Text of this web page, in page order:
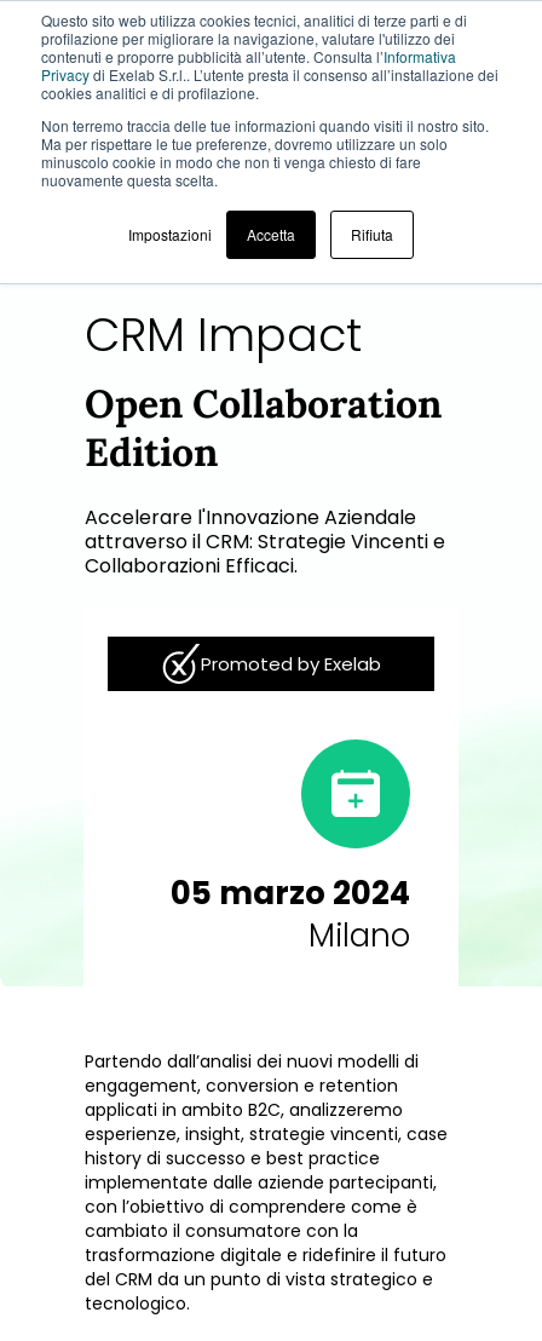
Questo sito web utilizza cookies tecnici, analitici di terze parti e di
profilazione per migliorare la navigazione, valutare l'utilizzo dei
contenuti e proporre pubblicità all’utente. Consulta l’Informativa
Privacydi Exelab S.r.l.. L’utente presta il consenso all’installazione dei
cookies analitici e di profilazione.
Non terremo traccia delle tue informazioni quando visiti il ​​nostro sito.
Ma per rispettare le tue preferenze, dovremo utilizzare un solo
minuscolo cookie in modo che non ti venga chiesto di fare
nuovamente questa scelta.
Impostazioni Accetta Rifiuta
EVENTI > CRM IMPACT 24/03
CRM Impact
Open Collaboration
Edition
Accelerare l'Innovazione Aziendale
attraverso il CRM: Strategie Vincenti e
Collaborazioni Efficaci.
Promoted by Exelab
05 marzo 2024
Milano
Partendo dall’analisi dei nuovi modelli di
engagement, conversion e retention
applicati in ambito B2C, analizzeremo
esperienze, insight, strategie vincenti, case
history di successo e best practice
implementate dalle aziende partecipanti,
con l’obiettivo di comprendere come è
cambiato il consumatore con la
trasformazione digitale e ridefinire il futuro
del CRM da un punto di vista strategico e
tecnologico.